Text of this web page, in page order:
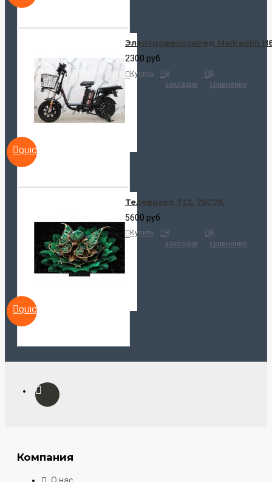
QUICKVIEW
Электровелосипед Maikaolin
2300 руб.
Купить
В
закладки
В
сравнение
QUICKVIEW
Телевизор TCL 75C7K
5600 руб.
Купить
В
закладки
В
сравнение
Компания